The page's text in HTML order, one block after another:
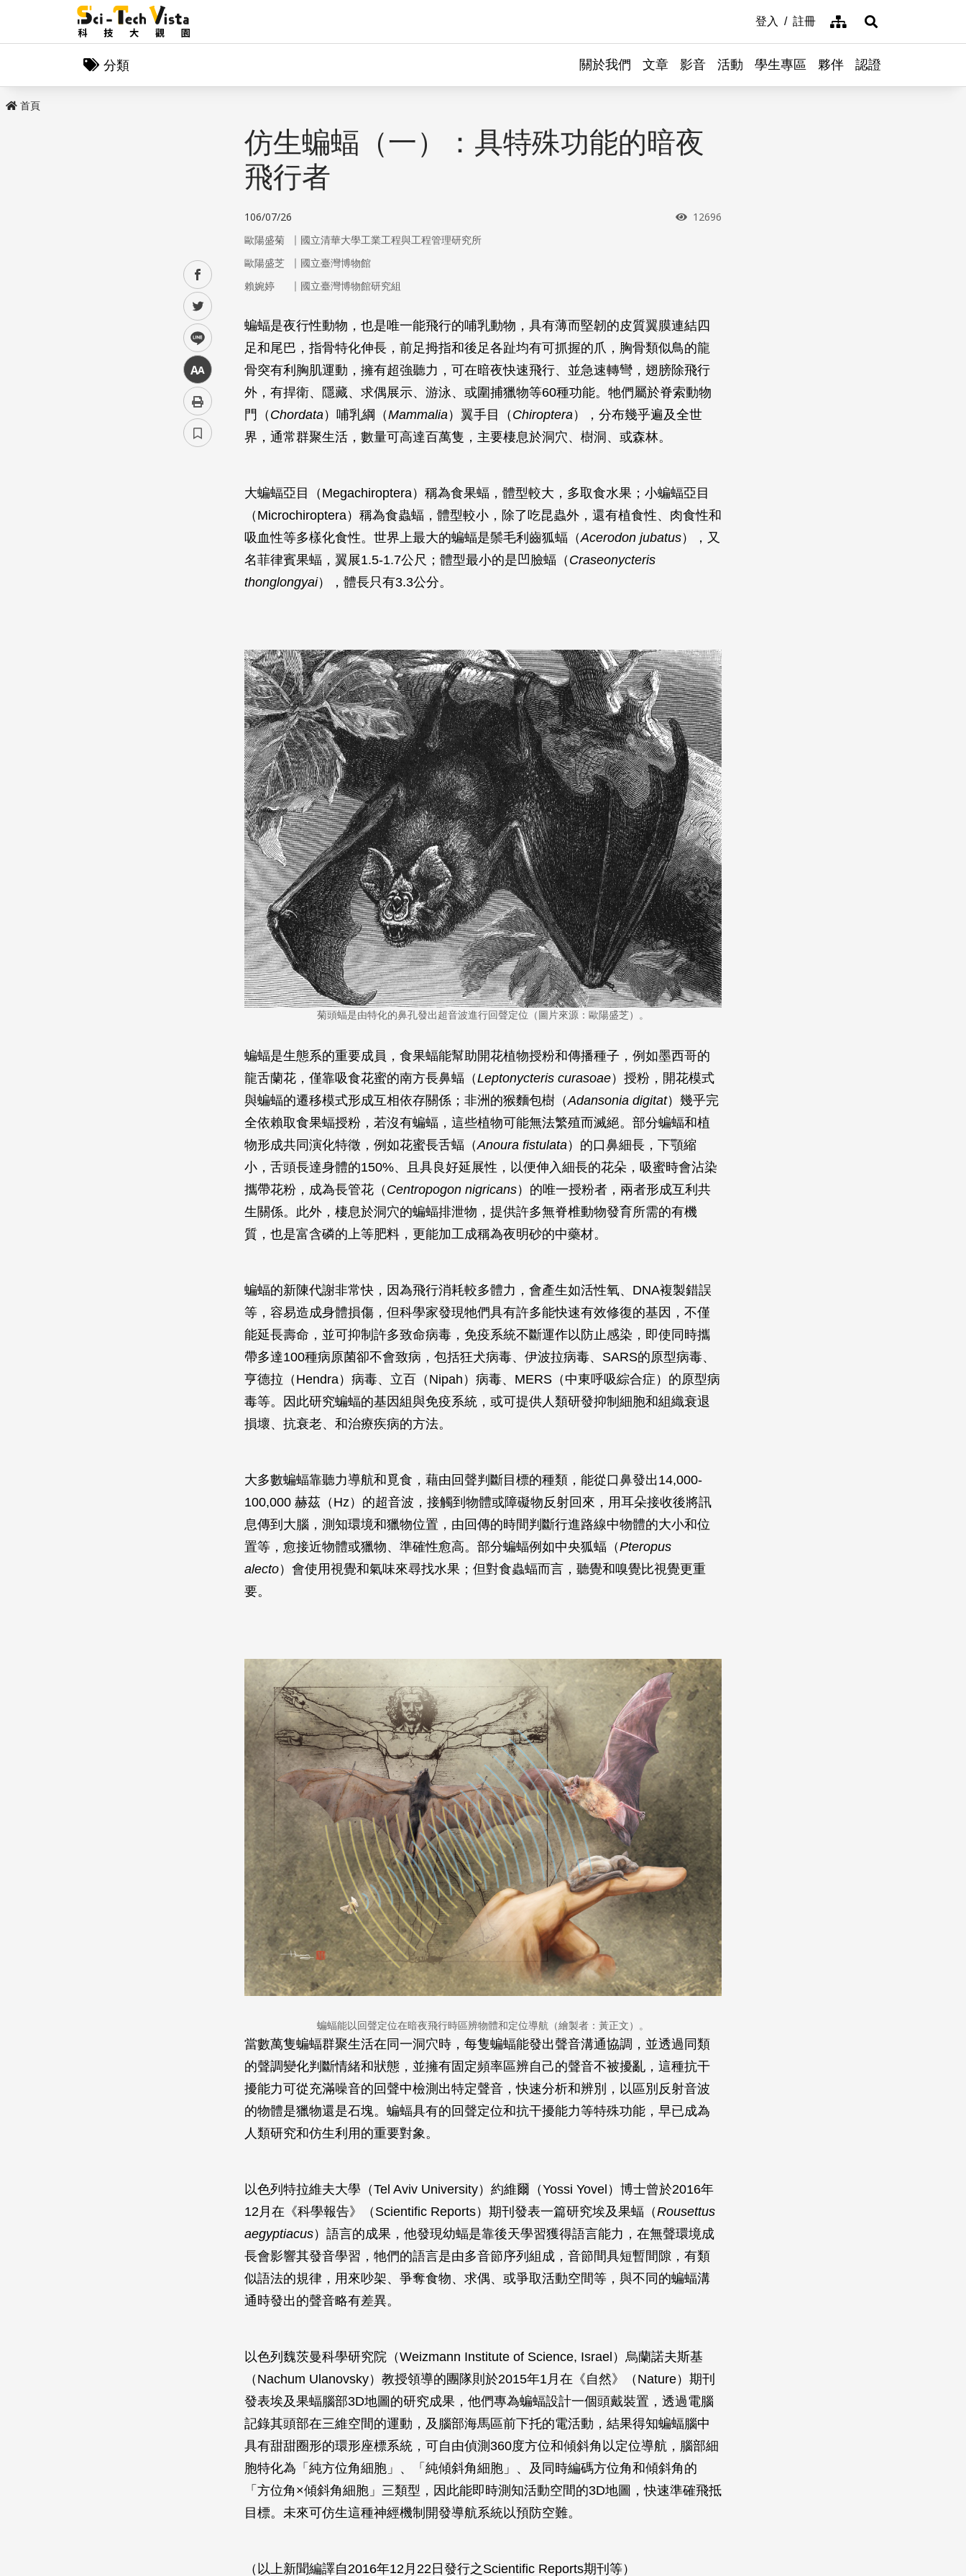
登入 註冊 網站導覽展開搜尋
分類 關於我們 文章 影音 活動 學生專區 夥伴 認證
首頁
facebook
twitter
line
中
仿生蝙蝠（一）：具特殊功能的暗夜
飛行者
106/07/26 瀏覽次數
12696
歐陽盛菊 ｜ 國立清華大學工業工程與工程管理研究所
歐陽盛芝
｜ 國立臺灣博物館
賴婉婷
｜ 國立臺灣博物館研究組
蝙蝠是夜行性動物，也是唯一能飛行的哺乳動物，具有薄而堅韌的皮質翼膜連結四
足和尾巴，指骨特化伸長，前足拇指和後足各趾均有可抓握的爪，胸骨類似鳥的龍
骨突有利胸肌運動，擁有超強聽力，可在暗夜快速飛行、並急速轉彎，翅膀除飛行
外，有捍衛、隱藏、求偶展示、游泳、或圍捕獵物等60種功能。牠們屬於脊索動物
門（ Chordata）哺乳綱（Mammalia）翼手目（ Chiroptera），分布幾乎遍及全世
界，通常群聚生活，數量可高達百萬隻，主要棲息於洞穴、樹洞、或森林。
大蝙蝠亞目（Megachiroptera）稱為食果蝠，體型較大，多取食水果；小蝙蝠亞目
（Microchiroptera）稱為食蟲蝠，體型較小，除了吃昆蟲外，還有植食性、肉食性和
吸血性等多樣化食性。世界上最大的蝙蝠是鬃毛利齒狐蝠（Acerodon jubatus），又
名菲律賓果蝠，翼展1.5-1.7公尺；體型最小的是凹臉蝠（ Craseonycteris
thonglongyai），體長只有3.3公分。
菊頭蝠是由特化的鼻孔發出超音波進行回聲定位（圖片來源：歐陽盛芝）。
蝙蝠是生態系的重要成員，食果蝠能幫助開花植物授粉和傳播種子，例如墨西哥的
龍舌蘭花，僅靠吸食花蜜的南方長鼻蝠（Leptonycteris curasoae）授粉，開花模式
與蝙蝠的遷移模式形成互相依存關係；非洲的猴麵包樹（Adansonia digitat）幾乎完
全依賴取食果蝠授粉，若沒有蝙蝠，這些植物可能無法繁殖而滅絕。部分蝙蝠和植
物形成共同演化特徵，例如花蜜長舌蝠（Anoura fistulata ）的口鼻細長，下顎縮
小，舌頭長達身體的150%、且具良好延展性，以便伸入細長的花朵，吸蜜時會沾染
攜帶花粉，成為長管花（ Centropogon nigricans）的唯一授粉者，兩者形成互利共
生關係。此外，棲息於洞穴的蝙蝠排泄物，提供許多無脊椎動物發育所需的有機
質，也是富含磷的上等肥料，更能加工成稱為夜明砂的中藥材。
蝙蝠的新陳代謝非常快，因為飛行消耗較多體力，會產生如活性氧、DNA複製錯誤
等，容易造成身體損傷，但科學家發現牠們具有許多能快速有效修復的基因，不僅
能延長壽命，並可抑制許多致命病毒，免疫系統不斷運作以防止感染，即使同時攜
帶多達100種病原菌卻不會致病，包括狂犬病毒、伊波拉病毒、SARS的原型病毒、
亨德拉（Hendra）病毒、立百（Nipah）病毒、MERS（中東呼吸綜合症）的原型病
毒等。因此研究蝙蝠的基因組與免疫系統，或可提供人類研發抑制細胞和組織衰退
損壞、抗衰老、和治療疾病的方法。
大多數蝙蝠靠聽力導航和覓食，藉由回聲判斷目標的種類，能從口鼻發出14,000-
100,000 赫茲（Hz）的超音波，接觸到物體或障礙物反射回來，用耳朵接收後將訊
息傳到大腦，測知環境和獵物位置，由回傳的時間判斷行進路線中物體的大小和位
置等，愈接近物體或獵物、準確性愈高。部分蝙蝠例如中央狐蝠（Pteropus
alecto）會使用視覺和氣味來尋找水果；但對食蟲蝠而言，聽覺和嗅覺比視覺更重
要。
蝙蝠能以回聲定位在暗夜飛行時區辨物體和定位導航（繪製者：黃正文）。
當數萬隻蝙蝠群聚生活在同一洞穴時，每隻蝙蝠能發出聲音溝通協調，並透過同類
的聲調變化判斷情緒和狀態，並擁有固定頻率區辨自己的聲音不被擾亂，這種抗干
擾能力可從充滿噪音的回聲中檢測出特定聲音，快速分析和辨別，以區別反射音波
的物體是獵物還是石塊。蝙蝠具有的回聲定位和抗干擾能力等特殊功能，早已成為
人類研究和仿生利用的重要對象。
以色列特拉維夫大學（Tel Aviv University）約維爾（Yossi Yovel）博士曾於2016年
12月在《科學報告》（Scientific Reports）期刊發表一篇研究埃及果蝠（Rousettus
aegyptiacus）語言的成果，他發現幼蝠是靠後天學習獲得語言能力，在無聲環境成
長會影響其發音學習，牠們的語言是由多音節序列組成，音節間具短暫間隙，有類
似語法的規律，用來吵架、爭奪食物、求偶、或爭取活動空間等，與不同的蝙蝠溝
通時發出的聲音略有差異。
以色列魏茨曼科學研究院（Weizmann Institute of Science, Israel）烏蘭諾夫斯基
（Nachum Ulanovsky）教授領導的團隊則於2015年1月在《自然》（Nature）期刊
發表埃及果蝠腦部3D地圖的研究成果，他們專為蝙蝠設計一個頭戴裝置，透過電腦
記錄其頭部在三維空間的運動，及腦部海馬區前下托的電活動，結果得知蝙蝠腦中
具有甜甜圈形的環形座標系統，可自由偵測360度方位和傾斜角以定位導航，腦部細
胞特化為「純方位角細胞」、「純傾斜角細胞」、及同時編碼方位角和傾斜角的
「方位角×傾斜角細胞」三類型，因此能即時測知活動空間的3D地圖，快速準確飛抵
目標。未來可仿生這種神經機制開發導航系統以預防空難。
（以上新聞編譯自2016年12月22日發行之Scientific Reports期刊等）